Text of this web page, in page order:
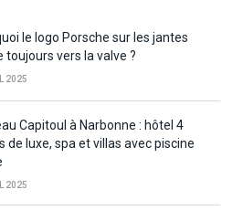
le logo Porsche sur les jantes
toujours vers la valve ?
2025
Capitoul à Narbonne : hôtel 4
de luxe, spa et villas avec piscine
2025